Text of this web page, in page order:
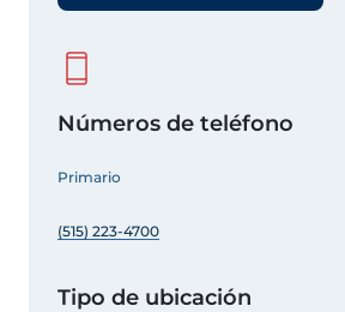
Números de teléfono
Primario
(515) 223-4700
Tipo de ubicación